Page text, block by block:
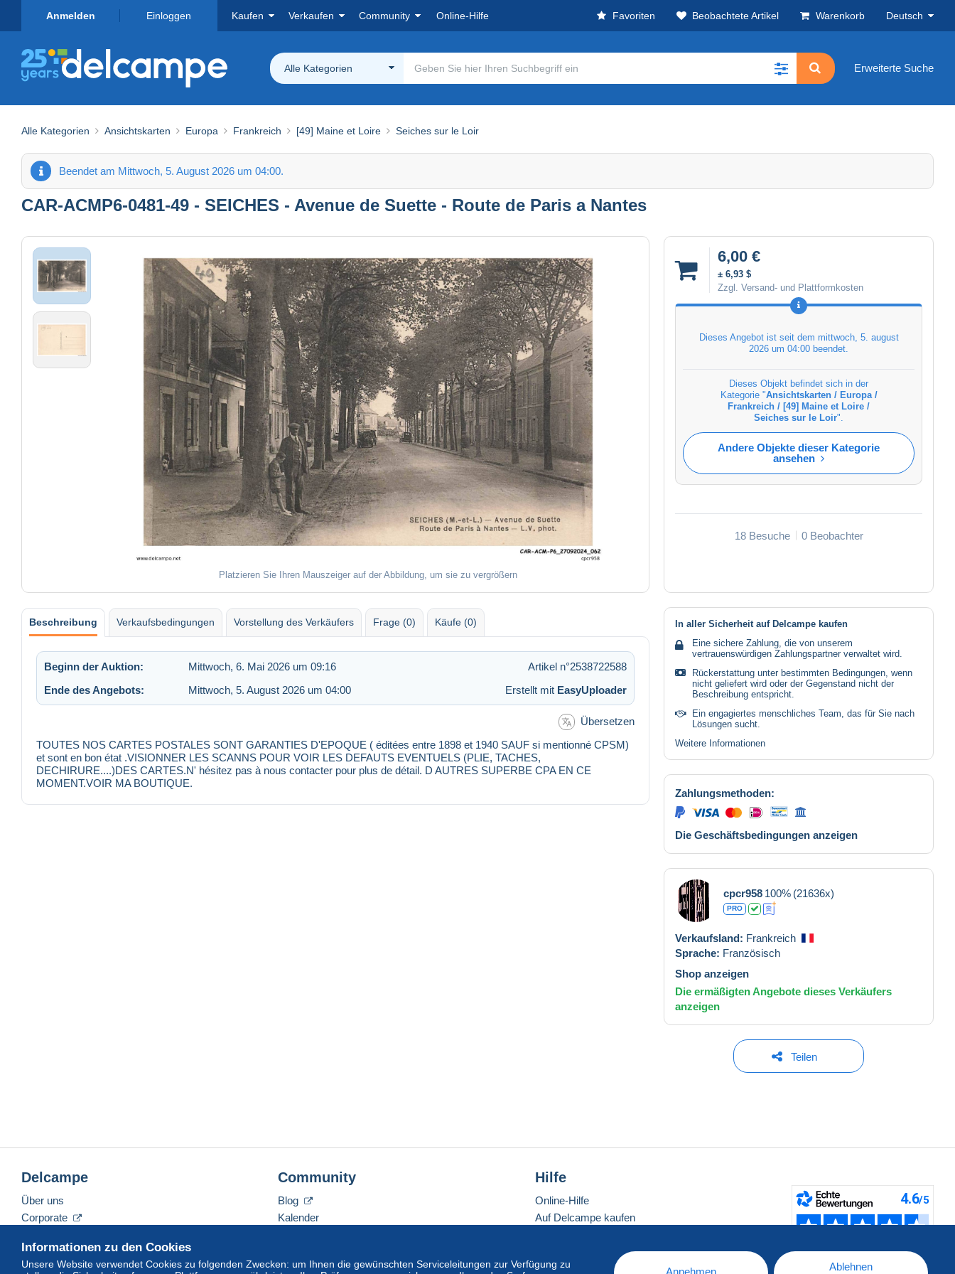
Anmelden Einloggen Kaufen Verkaufen Community Online-Hilfe Favoriten Beobachtete Artikel Warenkorb Deutsch
Alle Kategorien Erweiterte Suche
Alle Kategorien Ansichtskarten Europa Frankreich [49] Maine et Loire Seiches sur le Loir
Beendet am Mittwoch, 5. August 2026 um 04:00.
CAR-ACMP6-0481-49 - SEICHES - Avenue de Suette - Route de Paris a Nantes
Platzieren Sie Ihren Mauszeiger auf der Abbildung, um sie zu vergrößern
6,00 €
± 6,93 $
Zzgl. Versand- und Plattformkosten
Dieses Angebot ist seit dem mittwoch, 5. august
2026 um 04:00 beendet.
Dieses Objekt befindet sich in der
Kategorie "Ansichtskarten / Europa /
Frankreich / [49] Maine et Loire /
Seiches sur le Loir".
Andere Objekte dieser Kategorie
ansehen
18 Besuche 0 Beobachter
Beschreibung Verkaufsbedingungen Vorstellung des Verkäufers Frage (0) Käufe (0)
Beginn der Auktion: Mittwoch, 6. Mai 2026 um 09:16
Artikel n°2538722588
Ende des Angebots:
Mittwoch, 5. August 2026 um 04:00 Erstellt mit EasyUploader
Übersetzen
TOUTES NOS CARTES POSTALES SONT GARANTIES D'EPOQUE ( éditées entre 1898 et 1940 SAUF si mentionné CPSM)
et sont en bon état .VISIONNER LES SCANNS POUR VOIR LES DEFAUTS EVENTUELS (PLIE, TACHES,
DECHIRURE....)DES CARTES.N' hésitez pas à nous contacter pour plus de détail. D AUTRES SUPERBE CPA EN CE
MOMENT.VOIR MA BOUTIQUE.
In aller Sicherheit auf Delcampe kaufen
Eine sichere Zahlung, die von unserem
vertrauenswürdigen Zahlungspartner verwaltet wird.
Rückerstattung unter bestimmten Bedingungen, wenn
nicht geliefert wird oder der Gegenstand nicht der
Beschreibung entspricht.
Ein engagiertes menschliches Team, das für Sie nach
Lösungen sucht.
Weitere Informationen
Zahlungsmethoden:
Die Geschäftsbedingungen anzeigen
cpcr958 100% (21636x)
PRO
Verkaufsland: Frankreich
Sprache: Französisch
Shop anzeigen
Die ermäßigten Angebote dieses Verkäufers
anzeigen
Teilen
Informationen zu den Cookies
Unsere Website verwendet Cookies zu folgenden Zwecken: um Ihnen die gewünschten Serviceleitungen zur Verfügung zu
Annehmen Ablehnen
Delcampe
Über uns
Corporate
Nehmen Sie Kontakt mit uns auf
Community
Blog
Kalender
Hilfe
Online-Hilfe
Auf Delcampe kaufen
Eine sichere Website